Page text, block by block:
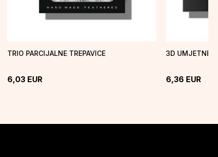
TRIO PARCIJALNE TREPAVICE
6,03 EUR
3D UMJETNE
6,36 EUR